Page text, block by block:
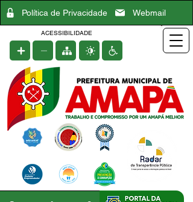
Política de Privacidade Webmail
ACESSIBILIDADE